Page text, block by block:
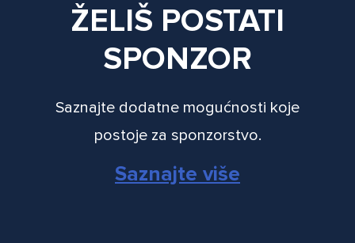
ŽELIŠ POSTATI
SPONZOR
Saznajte dodatne mogućnosti koje
postoje za sponzorstvo.
Saznajte više